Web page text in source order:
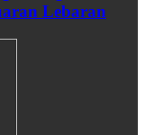
Lebaran